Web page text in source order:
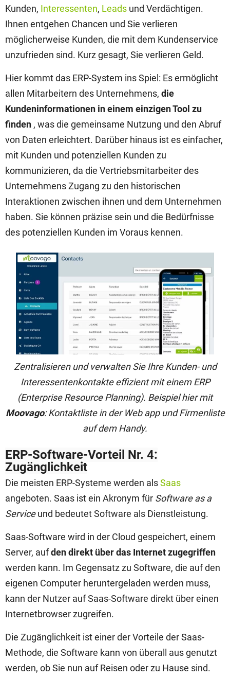
Kunden, Interessenten, Leads und Verdächtigen.
Ihnen entgehen Chancen und Sie verlieren
möglicherweise Kunden, die mit dem Kundenservice
unzufrieden sind. Kurz gesagt, Sie verlieren Geld.
Hier kommt das ERP-System ins Spiel: Es ermöglicht
allen Mitarbeitern des Unternehmens, die
Kundeninformationen in einem einzigen Tool zu
finden , was die gemeinsame Nutzung und den Abruf
von Daten erleichtert. Darüber hinaus ist es einfacher,
mit Kunden und potenziellen Kunden zu
kommunizieren, da die Vertriebsmitarbeiter des
Unternehmens Zugang zu den historischen
Interaktionen zwischen ihnen und dem Unternehmen
haben. Sie können präzise sein und die Bedürfnisse
des potenziellen Kunden im Voraus kennen.
Zentralisieren und verwalten Sie Ihre Kunden- und
Interessentenkontakte effizient mit einem ERP
(Enterprise Resource Planning). Beispiel hier mit
Moovago: Kontaktliste in der Web app und Firmenliste
auf dem Handy.
ERP-Software-Vorteil Nr. 4:
Zugänglichkeit
Die meisten ERP-Systeme werden alsSaas
angeboten. Saas ist ein Akronym für Software as a
Serviceund bedeutet Software als Dienstleistung.
Saas-Software wird in der Cloud gespeichert, einem
Server, aufden direkt über das Internet zugegriffen
werden kann. Im Gegensatz zu Software, die auf den
eigenen Computer heruntergeladen werden muss,
kann der Nutzer auf Saas-Software direkt über einen
Internetbrowser zugreifen.
Die Zugänglichkeit ist einer der Vorteile der Saas-
Methode, die Software kann von überall aus genutzt
werden, ob Sie nun auf Reisen oder zu Hause sind.